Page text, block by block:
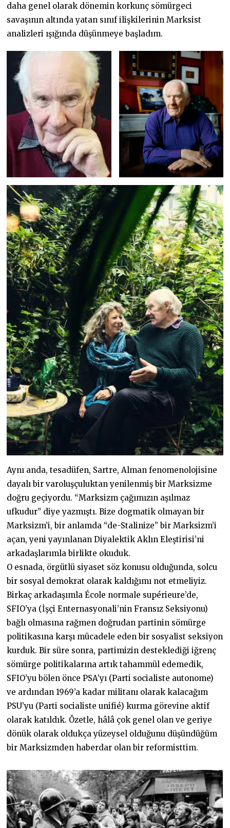
daha genel olarak dönemin korkunç sömürgeci
savaşının altında yatan sınıf ilişkilerinin Marksist
analizleri ışığında düşünmeye başladım.
Aynı anda, tesadüfen, Sartre, Alman fenomenolojisine
dayalı bir varoluşçuluktan yenilenmiş bir Marksizme
doğru geçiyordu. “Marksizm çağımızın aşılmaz
ufkudur” diye yazmıştı. Bize dogmatik olmayan bir
Marksizm’i, bir anlamda “de-Stalinize” bir Marksizm’i
açan, yeni yayınlanan Diyalektik Aklın Eleştirisi’ni
arkadaşlarımla birlikte okuduk.
O esnada, örgütlü siyaset söz konusu olduğunda, solcu
bir sosyal demokrat olarak kaldığımı not etmeliyiz.
Birkaç arkadaşımla École normale supérieure’de,
SFIO’ya (İşçi Enternasyonali’nin Fransız Seksiyonu)
bağlı olmasına rağmen doğrudan partinin sömürge
politikasına karşı mücadele eden bir sosyalist seksiyon
kurduk. Bir süre sonra, partimizin desteklediği iğrenç
sömürge politikalarına artık tahammül edemedik,
SFIO’yu bölen önce PSA’yı (Parti socialiste autonome)
ve ardından 1969’a kadar militanı olarak kalacağım
PSU’yu (Parti socialiste unifié) kurma görevine aktif
olarak katıldık. Özetle, hâlâ çok genel olan ve geriye
dönük olarak oldukça yüzeysel olduğunu düşündüğüm
bir Marksizmden haberdar olan bir reformisttim.